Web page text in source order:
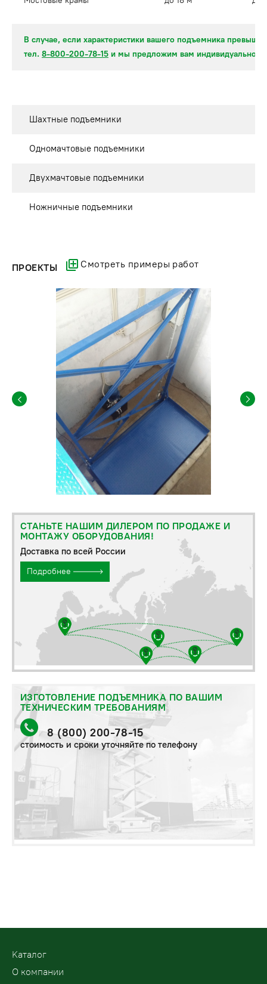
В случае, если характеристики вашего подъемника
тел. 8-800-200-78-15 и мы предложим вам индивидуальное
Шахтные подъемники
Одномачтовые подъемники
Двухмачтовые подъемники
Ножничные подъемники
ПРОЕКТЫ Смотреть примеры работ
СТАНЬТЕ НАШИМ ДИЛЕРОМ ПО ПРОДАЖЕ И
МОНТАЖУ ОБОРУДОВАНИЯ!
Доставка по всей России
Подробнее
ИЗГОТОВЛЕНИЕ ПОДЪЕМНИКА ПО ВАШИМ
ТЕХНИЧЕСКИМ ТРЕБОВАНИЯМ
8 (800) 200-78-15
стоимость и сроки уточняйте по телефону
Kаталог
О компании